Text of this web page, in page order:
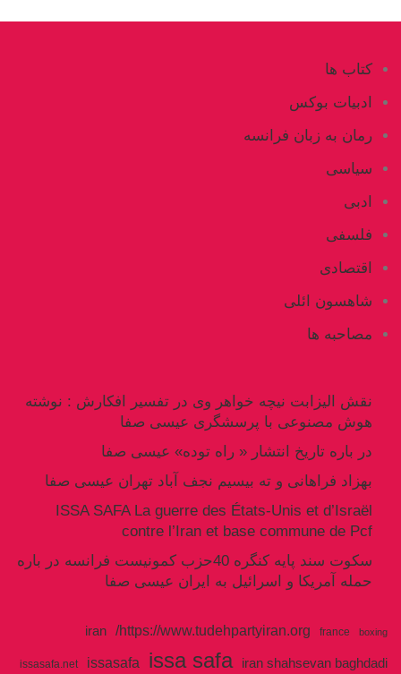
کتاب ها
ادبیات بوکس
رمان به زبان فرانسه
سیاسی
ادبی
فلسفی
اقتصادی
شاهسون ائلی
مصاحبه ها
نقش الیزابت نیچه خواهر وی در تفسیر افکارش : نوشته
هوش مصنوعی با پرسشگری عیسی صفا
در باره تاریخ انتشار « راه توده» عیسی صفا
بهزاد فراهانی و ته بیسیم نجف آباد تهران عیسی صفا
ISSA SAFA La guerre des États-Unis et d’Israël
contre l’Iran et base commune de Pcf
سکوت سند پایه کنگره 40حزب کمونیست فرانسه در باره
حمله آمریکا و اسرائیل به ایران عیسی صفا
boxing
france
https://www.tudehpartyiran.org/
iran
iran shahsevan baghdadi
issa safa
issasafa
issasafa.net